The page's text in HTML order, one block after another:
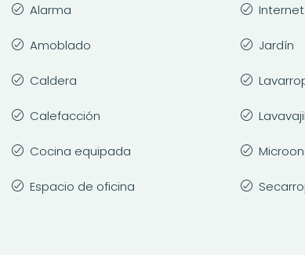
Alarma
Amoblado
Caldera
Calefacción
Cocina equipada
Espacio de oficina
Jardín